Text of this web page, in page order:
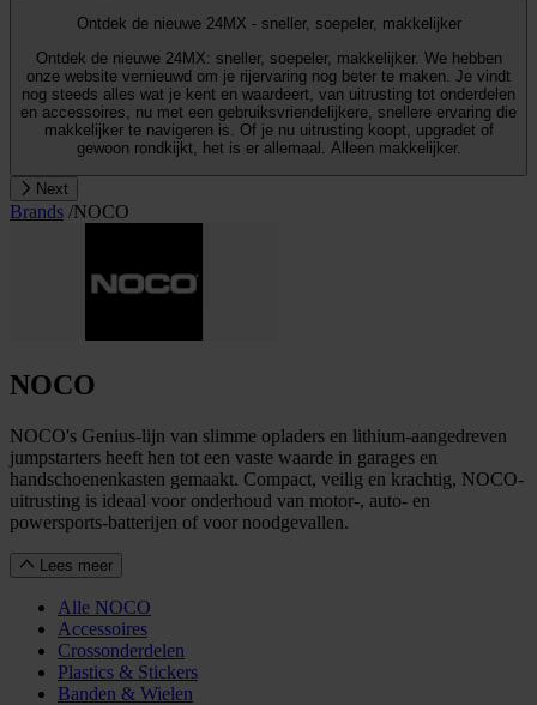
Ontdek de nieuwe 24MX - sneller, soepeler, makkelijker
Ontdek de nieuwe 24MX: sneller, soepeler, makkelijker. We hebben
onze website vernieuwd om je rijervaring nog beter te maken. Je vindt
nog steeds alles wat je kent en waardeert, van uitrusting tot onderdelen
en accessoires, nu met een gebruiksvriendelijkere, snellere ervaring die
makkelijker te navigeren is. Of je nu uitrusting koopt, upgradet of
gewoon rondkijkt, het is er allemaal. Alleen makkelijker.
Next
Brands /NOCO
NOCO
NOCO's Genius-lijn van slimme opladers en lithium-aangedreven
jumpstarters heeft hen tot een vaste waarde in garages en
handschoenenkasten gemaakt. Compact, veilig en krachtig, NOCO-
uitrusting is ideaal voor onderhoud van motor-, auto- en
powersports-batterijen of voor noodgevallen.
Lees meer
Alle NOCO
Accessoires
Crossonderdelen
Plastics & Stickers
Banden & Wielen